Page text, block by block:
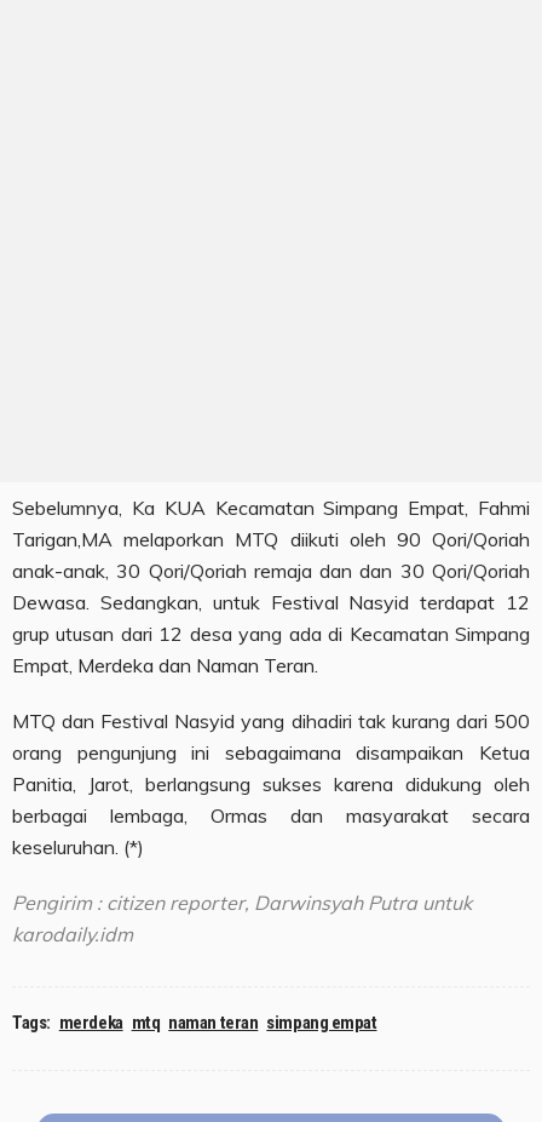
Sebelumnya, Ka KUA Kecamatan Simpang Empat, Fahmi
Tarigan,MA melaporkan MTQ diikuti oleh 90 Qori/Qoriah
anak-anak, 30 Qori/Qoriah remaja dan dan 30 Qori/Qoriah
Dewasa. Sedangkan, untuk Festival Nasyid terdapat 12
grup utusan dari 12 desa yang ada di Kecamatan Simpang
Empat, Merdeka dan Naman Teran.
MTQ dan Festival Nasyid yang dihadiri tak kurang dari 500
orang pengunjung ini sebagaimana disampaikan Ketua
Panitia, Jarot, berlangsung sukses karena didukung oleh
berbagai lembaga, Ormas dan masyarakat secara
keseluruhan. (*)
Pengirim : citizen reporter, Darwinsyah Putra untuk
karodaily.idm
Tags: merdeka mtq naman teran simpang empat